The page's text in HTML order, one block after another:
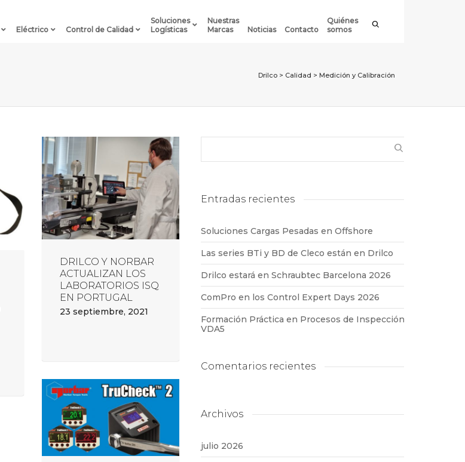
Eléctrico Control de Calidad
Soluciones
Logísticas
Nuestras
Marcas
Noticias Contacto
Quiénes
somos
Drilco > Calidad > Medición y Calibración
DRILCO Y NORBAR
ACTUALIZAN LOS
LABORATORIOS ISQ
EN PORTUGAL
23 septiembre, 2021
Entradas recientes
Soluciones Cargas Pesadas en Offshore
Las series BTi y BD de Cleco están en Drilco
Drilco estará en Schraubtec Barcelona 2026
ComPro en los Control Expert Days 2026
Formación Práctica en Procesos de Inspección
VDA5
Comentarios recientes
Archivos
julio 2026